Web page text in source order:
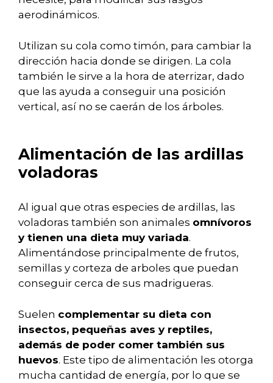
aerodinámicos.
Utilizan su cola como timón, para cambiar la
dirección hacia donde se dirigen. La cola
también le sirve a la hora de aterrizar, dado
que las ayuda a conseguir una posición
vertical, así no se caerán de los árboles.
Alimentación de las ardillas
voladoras
Al igual que otras especies de ardillas, las
voladoras también son animales omnívoros
y tienen una dieta muy variada.
Alimentándose principalmente de frutos,
semillas y corteza de arboles que puedan
conseguir cerca de sus madrigueras.
Suelen complementar su dieta con
insectos, pequeñas aves y reptiles,
además de poder comer también sus
huevos. Este tipo de alimentación les otorga
mucha cantidad de energía, por lo que se